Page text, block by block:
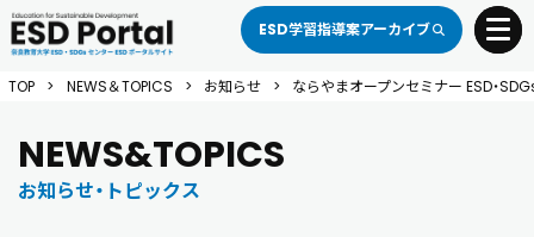
ESD学習指導案アーカイブ toggle
TOP > NEWS＆TOPICS > お知らせ > ならやまオープンセミナー ESD・
NEWS&TOPICS
お知らせ・トピックス